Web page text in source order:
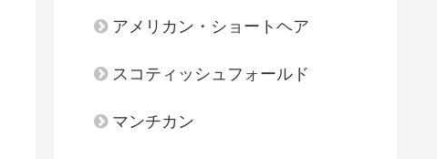
アメリカン・ショートヘア
スコティッシュフォールド
マンチカン